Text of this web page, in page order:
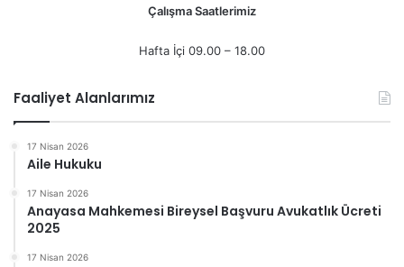
Çalışma Saatlerimiz
Hafta İçi 09.00 – 18.00
Faaliyet Alanlarımız
17 Nisan 2026
Aile Hukuku
17 Nisan 2026
Anayasa Mahkemesi Bireysel Başvuru Avukatlık Ücreti
2025
17 Nisan 2026